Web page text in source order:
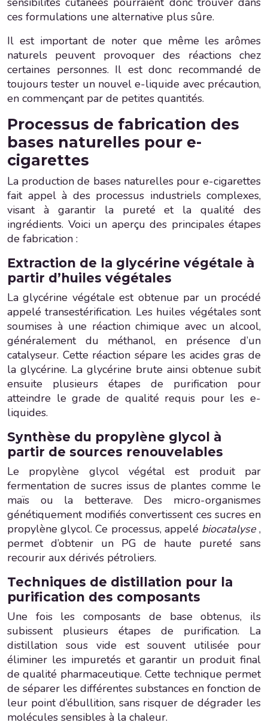
ces formulations une alternative plus sûre.
Il est important de noter que même les arômes
naturels peuvent provoquer des réactions chez
certaines personnes. Il est donc recommandé de
toujours tester un nouvel e-liquide avec précaution,
en commençant par de petites quantités.
Processus de fabrication des
bases naturelles pour e-
cigarettes
La production de bases naturelles pour e-cigarettes
fait appel à des processus industriels complexes,
visant à garantir la pureté et la qualité des
ingrédients. Voici un aperçu des principales étapes
de fabrication :
Extraction de la glycérine végétale à
partir d’huiles végétales
La glycérine végétale est obtenue par un procédé
appelé transestérification. Les huiles végétales sont
soumises à une réaction chimique avec un alcool,
généralement du méthanol, en présence d’un
catalyseur. Cette réaction sépare les acides gras de
la glycérine. La glycérine brute ainsi obtenue subit
ensuite plusieurs étapes de purification pour
atteindre le grade de qualité requis pour les e-
liquides.
Synthèse du propylène glycol à
partir de sources renouvelables
Le propylène glycol végétal est produit par
fermentation de sucres issus de plantes comme le
maïs ou la betterave. Des micro-organismes
génétiquement modifiés convertissent ces sucres en
propylène glycol. Ce processus, appelé biocatalyse,
permet d’obtenir un PG de haute pureté sans
recourir aux dérivés pétroliers.
Techniques de distillation pour la
purification des composants
Une fois les composants de base obtenus, ils
subissent plusieurs étapes de purification. La
distillation sous vide est souvent utilisée pour
éliminer les impuretés et garantir un produit final
de qualité pharmaceutique. Cette technique permet
de séparer les différentes substances en fonction de
leur point d’ébullition, sans risquer de dégrader les
molécules sensibles à la chaleur.